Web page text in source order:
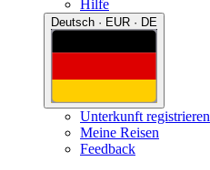
Hilfe
Deutsch · EUR · DE
Unterkunft registrieren
Meine Reisen
Feedback